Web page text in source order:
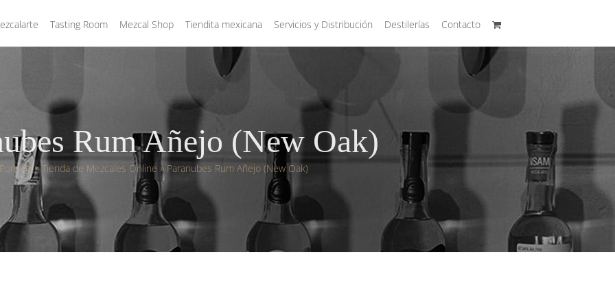
Tasting Room Mezcal Shop Tiendita mexicana Servicios y Distribución Destilerías Contacto
Rum Añejo (New Oak)
Portada»Tienda de Mezcales Online » Paranubes Rum Añejo (New Oak)